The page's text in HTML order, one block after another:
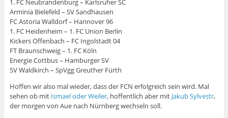
1. FC Neubrandenburg – Karlsruher SC
Arminia Bielefeld – SV Sandhausen
FC Astoria Walldorf – Hannover 96
1. FC Heidenheim – 1. FC Union Berlin
Kickers Offenbach – FC Ingolstadt 04
FT Braunschweig – 1. FC Köln
Energie Cottbus – Hamburger SV
SV Waldkirch – SpVgg Greuther Fürth
Hoffen wir also mal wieder, dass der FCN erfolgreich sein wird. Mal
sehen ob mit Ismael oder Weiler, hoffentlich aber mit Jakub Sylvestr,
der morgen von Aue nach Nürnberg wechseln soll.